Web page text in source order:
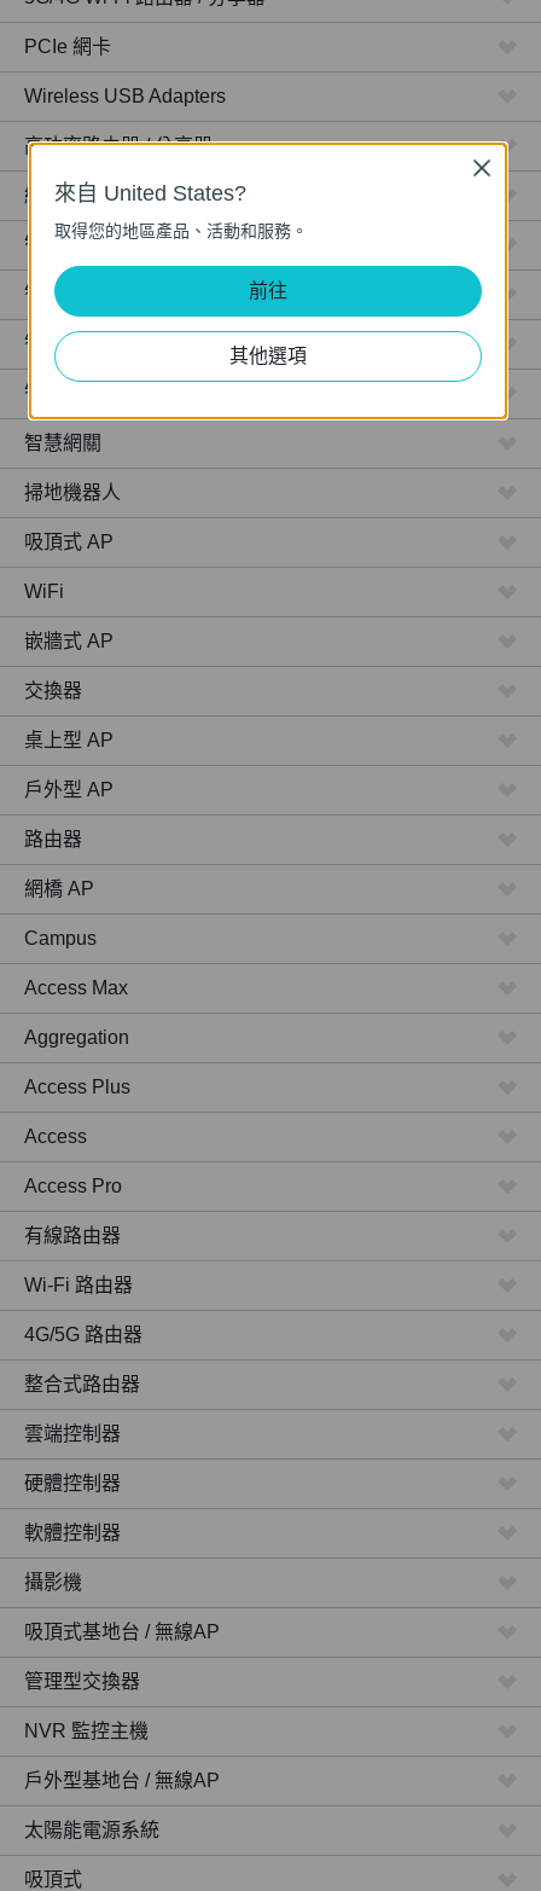
PCIe 網卡
Wireless USB Adapters
高功率路由器 / 分享器
網路攝影機
智慧型插座
智慧型燈泡
智慧開關
智慧感應器
智慧網關
掃地機器人
吸頂式 AP
WiFi
嵌牆式 AP
交換器
桌上型 AP
戶外型 AP
路由器
網橋 AP
Campus
Access Max
Aggregation
Access Plus
Access
Access Pro
有線路由器
Wi-Fi 路由器
4G/5G 路由器
整合式路由器
雲端控制器
硬體控制器
軟體控制器
攝影機
吸頂式基地台 / 無線AP
管理型交換器
NVR 監控主機
戶外型基地台 / 無線AP
太陽能電源系統
吸頂式
來自 United States?
取得您的地區產品、活動和服務。
前往
其他選項
Close